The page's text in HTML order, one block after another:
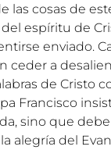
las cosas de
espíritu de
enviado.
ceder a
de Cristo
Francisco
sino que
alegría del